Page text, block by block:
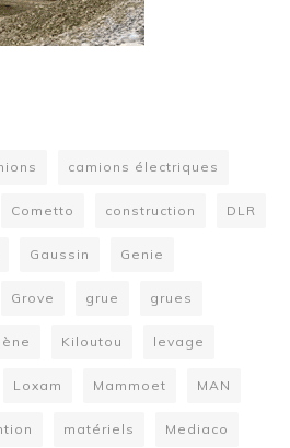
camions électriques
Cometto construction DLR
Gaussin Genie
Grove grue grues
Kiloutou levage
Loxam Mammoet MAN
matériels Mediaco